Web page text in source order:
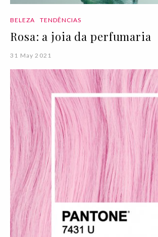
BELEZA TENDÊNCIAS
Rosa: a joia da perfumaria
31 May 2021